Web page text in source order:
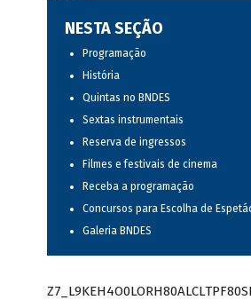
NESTA SEÇÃO
Programação
História
Quintas no BNDES
Sextas instrumentais
Reserva de ingressos
Filmes e festivais de cinema
Receba a programação
Concursos para Escolha de
Galeria BNDES